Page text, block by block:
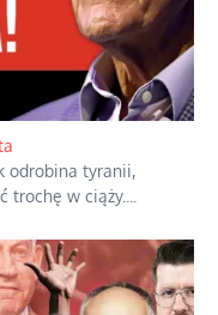
alternatywa dla